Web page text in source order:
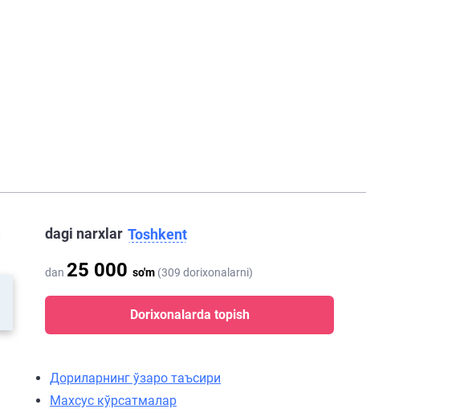
dagi narxlar Toshkent
dan 25 000 so'm (309 dorixonalarni)
Dorixonalarda topish
Дориларнинг ўзаро таъсири
Махсус кўрсатмалар